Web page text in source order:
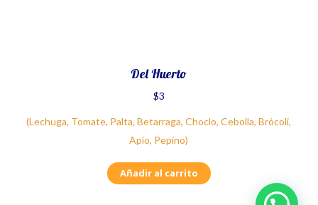
Del Huerto
$3
(Lechuga, Tomate, Palta, Betarraga, Choclo, Cebolla, Brócoli,
Apio, Pepino)
Añadir al carrito